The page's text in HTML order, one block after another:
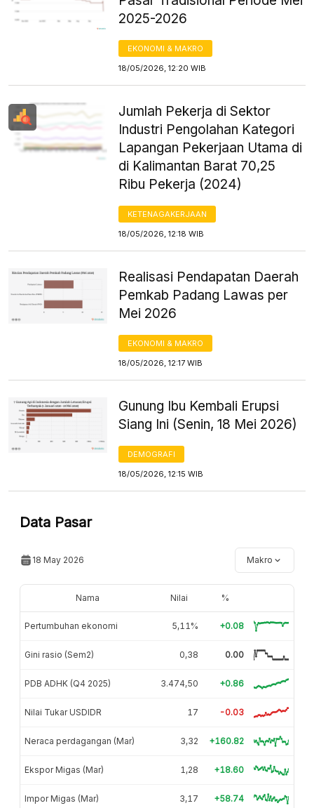
2025-2026
EKONOMI & MAKRO
18/05/2026, 12:20 WIB
Jumlah Pekerja di Sektor
Industri Pengolahan Kategori
Lapangan Pekerjaan Utama di
di Kalimantan Barat 70,25
Ribu Pekerja (2024)
KETENAGAKERJAAN
18/05/2026, 12:18 WIB
Realisasi Pendapatan Daerah
Pemkab Padang Lawas per
Mei 2026
EKONOMI & MAKRO
18/05/2026, 12:17 WIB
Gunung Ibu Kembali Erupsi
Siang Ini (Senin, 18 Mei 2026)
DEMOGRAFI
18/05/2026, 12:15 WIB
Data Pasar
18 May 2026 Makro
Nama Nilai %
Pertumbuhan ekonomi 5,11% +0.08
Gini rasio (Sem2) 0,38 0.00
PDB ADHK (Q4 2025) 3.474,50 +0.86
Nilai Tukar USDIDR 17 -0.03
Neraca perdagangan (Mar) 3,32 +160.82
Ekspor Migas (Mar) 1,28 +18.60
Impor Migas (Mar) 3,17 +58.74